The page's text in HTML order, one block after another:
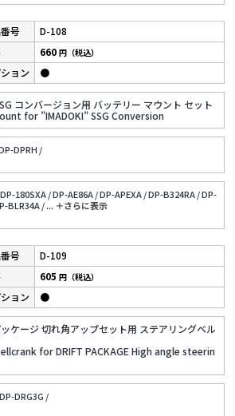
D-108
コンバージョン用 バッテリー マウント セット
for ”IMADOKI” SSG Conversion
660円（税込）
●
DPRH /
DP-180SXA /DP-AE86A /DP-APEXA /DP-B324RA /DP-
BLR34A /... ＋さらに表⽰
D-109
ケージ 切れ角アップセット用 ステアリングベル
for DRIFT PACKAGE High angle steerin
605円（税込）
●
DP-DRG3G /